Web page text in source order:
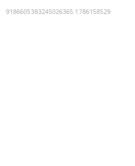
9186605383245026365:1786158529